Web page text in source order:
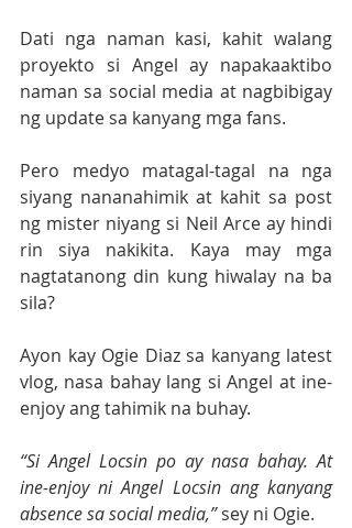
Dati nga naman kasi, kahit walang
proyekto si Angel ay napakaaktibo
naman sa social media at nagbibigay
ng update sa kanyang mga fans.
Pero medyo matagal-tagal na nga
siyang nananahimik at kahit sa post
ng mister niyang si Neil Arce ay hindi
rin siya nakikita. Kaya may mga
nagtatanong din kung hiwalay na ba
sila?
Ayon kay Ogie Diaz sa kanyang latest
vlog, nasa bahay lang si Angel at ine-
enjoy ang tahimik na buhay.
“Si Angel Locsin po ay nasa bahay. At
ine-enjoy ni Angel Locsin ang kanyang
absence sa social media,” sey ni Ogie.